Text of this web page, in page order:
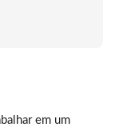
em um